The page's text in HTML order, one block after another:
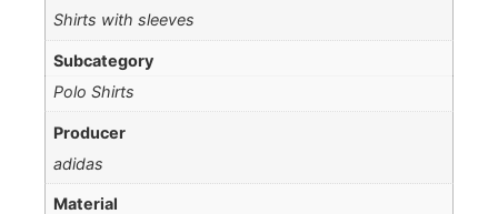
Shirts with sleeves
Subcategory
Polo Shirts
Producer
adidas
Material